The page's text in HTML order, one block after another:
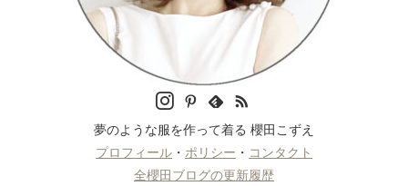
夢のような服を作って着る 櫻田こずえ
プロフィール ・ ポリシー ・ コンタクト
全櫻田ブログの更新履歴